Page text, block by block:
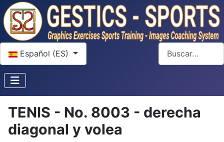
Seleccione su idioma
Español (ES)
Buscar
TENIS - No. 8003 - derecha
diagonal y volea